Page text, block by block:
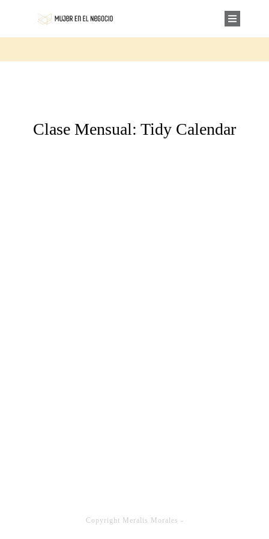
Clase Mensual: Tidy Calendar
Copyright Meralis Morales -